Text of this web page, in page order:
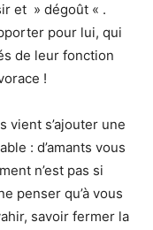
et » dégoût « .
pour lui, qui
de leur fonction
!
vient s’ajouter une
: d’amants vous
n’est pas si
penser qu’à vous
savoir fermer la